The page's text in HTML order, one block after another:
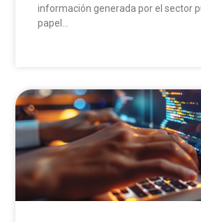
información generada por el sector
papel...